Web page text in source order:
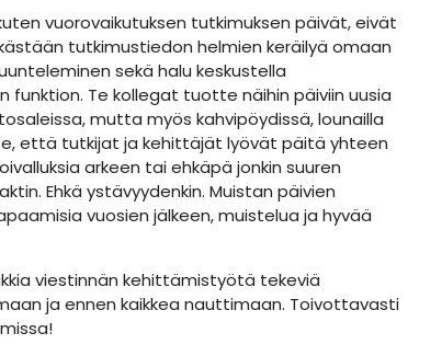
vuorovaikutuksen tutkimuksen päivät, eivät
tutkimustiedon helmien keräilyä omaan
sekä halu keskustella
Te kollegat tuotte näihin päiviin uusia
mutta myös kahvipöydissä, lounailla
että tutkijat ja kehittäjät lyövät päitä yhteen
arkeen tai ehkäpä jonkin suuren
Ehkä ystävyydenkin. Muistan päivien
vuosien jälkeen, muistelua ja hyvää
viestinnän kehittämistyötä tekeviä
ja ennen kaikkea nauttimaan. Toivottavasti